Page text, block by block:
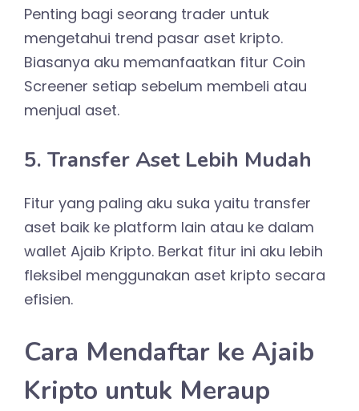
Penting bagi seorang trader untuk
mengetahui trend pasar aset kripto.
Biasanya aku memanfaatkan fitur Coin
Screener setiap sebelum membeli atau
menjual aset.
5. Transfer Aset Lebih Mudah
Fitur yang paling aku suka yaitu transfer
aset baik ke platform lain atau ke dalam
wallet Ajaib Kripto. Berkat fitur ini aku lebih
fleksibel menggunakan aset kripto secara
efisien.
Cara Mendaftar ke Ajaib
Kripto untuk Meraup